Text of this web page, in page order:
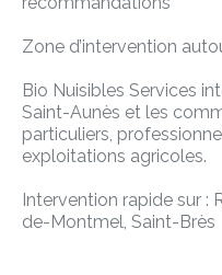
Zone d’intervention
Bio Nuisibles Services
Saint-Aunès et les
particuliers,
exploitations agricoles.
Intervention rapide sur :
de-Montmel, Saint-Brès